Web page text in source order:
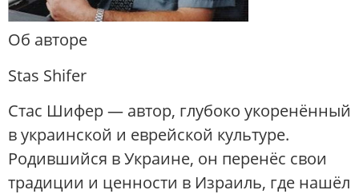
Об авторе
Stas Shifer
Стас Шифер — автор, глубоко укоренённый
в украинской и еврейской культуре.
Родившийся в Украине, он перенёс свои
традиции и ценности в Израиль, где нашёл